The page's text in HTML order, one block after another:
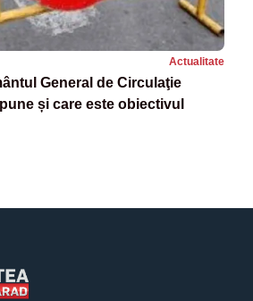
Actualitate
General de Circulaţie
și care este obiectivul